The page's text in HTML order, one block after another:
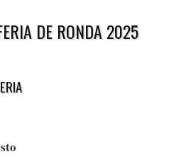
DE RONDA 2025